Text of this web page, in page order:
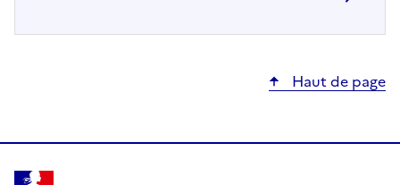
Haut de page